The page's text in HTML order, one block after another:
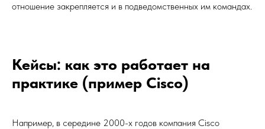
отношение закрепляется и в подведомственных им командах.
Кейсы: как это работает на
практике (пример Cisco)
Например, в середине 2000-х годов компания Cisco